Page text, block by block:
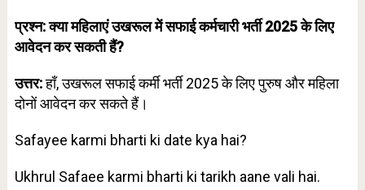
प्रश्न: क्या महिलाएं उखरूल में सफाई कर्मचारी भर्ती 2025 के लिए
आवेदन कर सकती हैं?
उत्तर:हाँ, उखरूल सफाई कर्मी भर्ती 2025 के लिए पुरुष और महिला
दोनों आवेदन कर सकते हैं।
Safayee karmi bharti ki date kya hai?
Ukhrul Safaee karmi bharti ki tarikh aane vali hai.